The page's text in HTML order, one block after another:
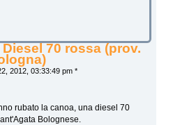
70 rossa (prov.
2012, 03:33:49 pm *
rubato la canoa, una diesel 70
Bolognese.